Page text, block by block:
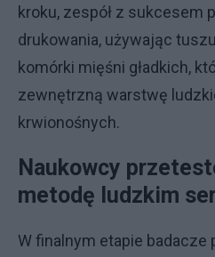
kroku, zespół z sukcesem
drukowania, używając
komórki mięśni gładkich,
zewnętrzną warstwę
krwionośnych.
Naukowcy
metodę ludzkim
W finalnym etapie